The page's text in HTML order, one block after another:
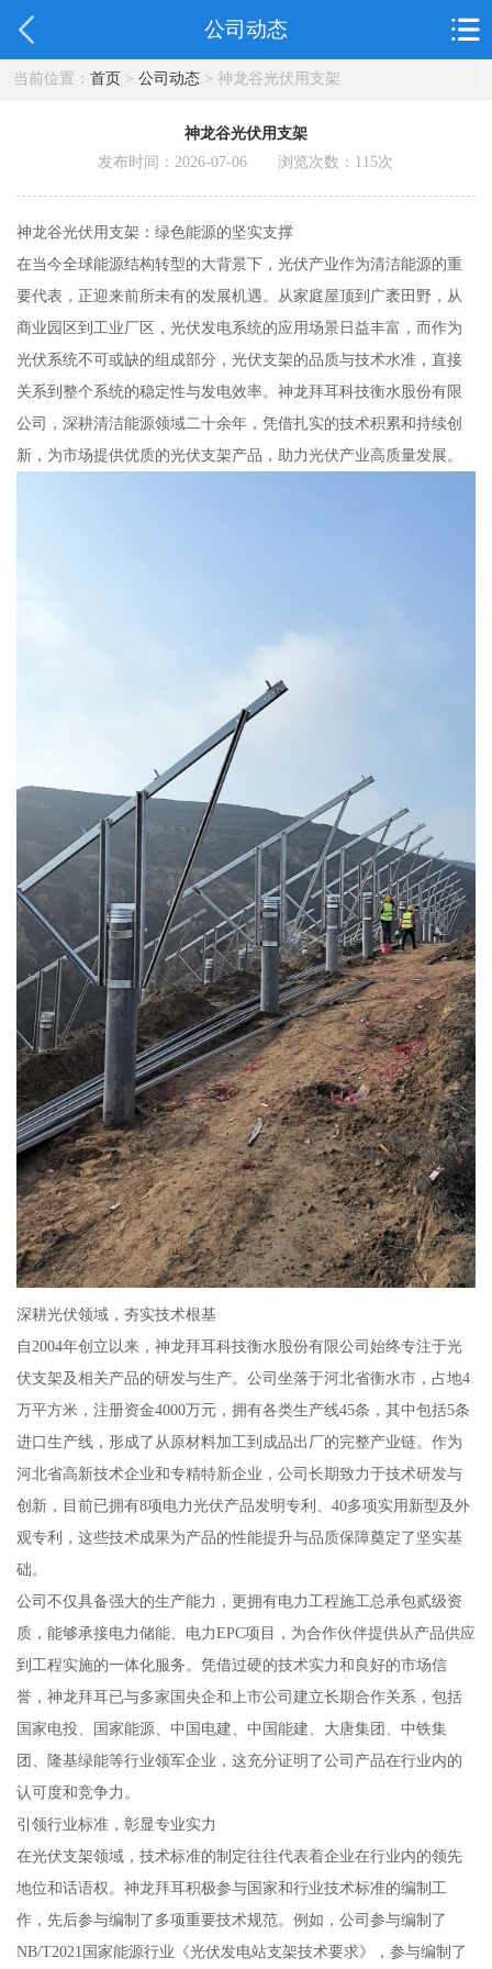
公司动态
当前位置： 首页> 公司动态> 神龙谷光伏用支架
神龙谷光伏用支架
发布时间：2026-07-06 浏览次数： 115次
神龙谷光伏用支架：绿色能源的坚实支撑
在当今全球能源结构转型的大背景下，光伏产业作为清洁能源的重
要代表，正迎来前所未有的发展机遇。从家庭屋顶到广袤田野，从
商业园区到工业厂区，光伏发电系统的应用场景日益丰富，而作为
光伏系统不可或缺的组成部分，光伏支架的品质与技术水准，直接
关系到整个系统的稳定性与发电效率。神龙拜耳科技衡水股份有限
公司，深耕清洁能源领域二十余年，凭借扎实的技术积累和持续创
新，为市场提供优质的光伏支架产品，助力光伏产业高质量发展。
深耕光伏领域，夯实技术根基
自2004年创立以来，神龙拜耳科技衡水股份有限公司始终专注于光
伏支架及相关产品的研发与生产。公司坐落于河北省衡水市，占地4
万平方米，注册资金4000万元，拥有各类生产线45条，其中包括5条
进口生产线，形成了从原材料加工到成品出厂的完整产业链。作为
河北省高新技术企业和专精特新企业，公司长期致力于技术研发与
创新，目前已拥有8项电力光伏产品发明专利、40多项实用新型及外
观专利，这些技术成果为产品的性能提升与品质保障奠定了坚实基
础。
公司不仅具备强大的生产能力，更拥有电力工程施工总承包贰级资
质，能够承接电力储能、电力EPC项目，为合作伙伴提供从产品供应
到工程实施的一体化服务。凭借过硬的技术实力和良好的市场信
誉，神龙拜耳已与多家国央企和上市公司建立长期合作关系，包括
国家电投、国家能源、中国电建、中国能建、大唐集团、中铁集
团、隆基绿能等行业领军企业，这充分证明了公司产品在行业内的
认可度和竞争力。
引领行业标准，彰显专业实力
在光伏支架领域，技术标准的制定往往代表着企业在行业内的领先
地位和话语权。神龙拜耳积极参与国家和行业技术标准的编制工
作，先后参与编制了多项重要技术规范。例如，公司参与编制了
NB/T2021国家能源行业《光伏发电站支架技术要求》，参与编制了